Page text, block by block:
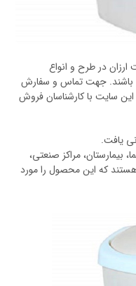
ارزان در طرح و انواع
باشند. جهت تماس و سفارش
سایت با کارشناسان فروش
یافت.
بیمارستان، مراکز صنعتی،
که این محصول را مورد